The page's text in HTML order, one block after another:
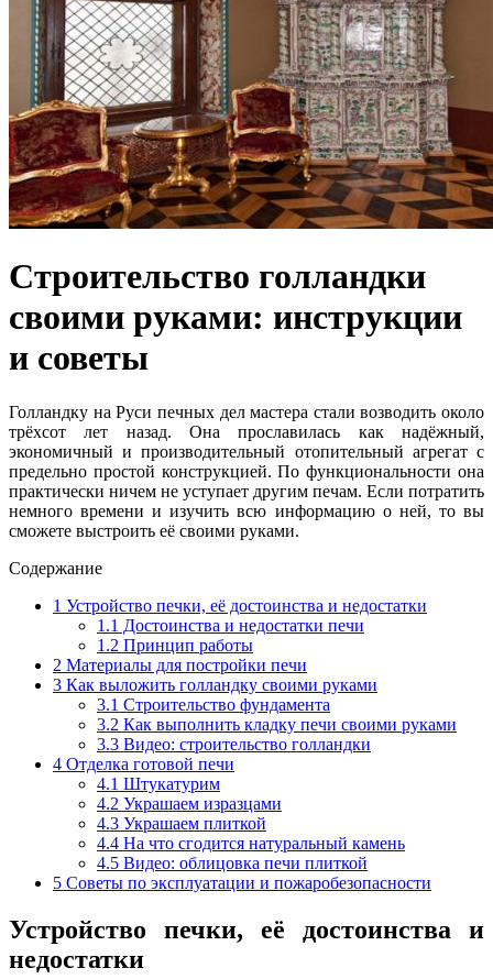
Строительство голландки
своими руками: инструкции
и советы
Голландку на Руси печных дел мастера стали возводить около
трёхсот лет назад. Она прославилась как надёжный,
экономичный и производительный отопительный агрегат с
предельно простой конструкцией. По функциональности она
практически ничем не уступает другим печам. Если потратить
немного времени и изучить всю информацию о ней, то вы
сможете выстроить её своими руками.
Содержание
1 Устройство печки, её достоинства и недостатки
1.1 Достоинства и недостатки печи
1.2 Принцип работы
2 Материалы для постройки печи
3 Как выложить голландку своими руками
3.1 Строительство фундамента
3.2 Как выполнить кладку печи своими руками
3.3 Видео: строительство голландки
4 Отделка готовой печи
4.1 Штукатурим
4.2 Украшаем изразцами
4.3 Украшаем плиткой
4.4 На что сгодится натуральный камень
4.5 Видео: облицовка печи плиткой
5 Советы по эксплуатации и пожаробезопасности
Устройство печки, её достоинства и
недостатки